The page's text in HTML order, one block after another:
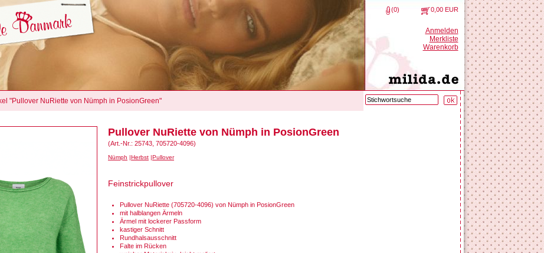
(0) 0,00 EUR
Anmelden
Merkliste
Warenkorb
"Pullover NuRiette von Nümph in PosionGreen"
Pullover NuRiette von Nümph in PosionGreen
(Art.-Nr.: 25743, 705720-4096)
Nümph Herbst Pullover
Feinstrickpullover
Pullover NuRiette (705720-4096) von Nümph in PosionGreen
mit halblangen Ärmeln
Ärmel mit lockerer Passform
kastiger Schnitt
Rundhalsausschnitt
Falte im Rücken